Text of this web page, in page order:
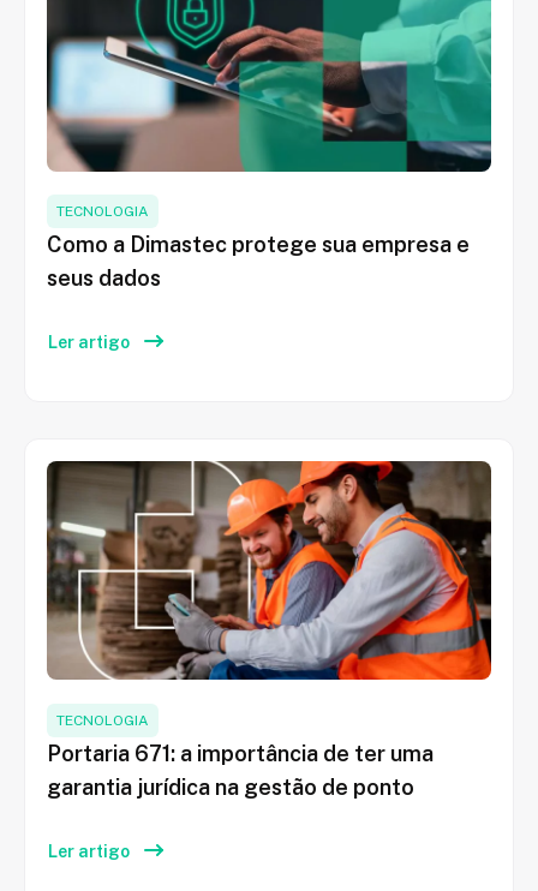
TECNOLOGIA
Como a Dimastec protege sua empresa e
seus dados
Ler artigo
TECNOLOGIA
Portaria 671: a importância de ter uma
garantia jurídica na gestão de ponto
Ler artigo